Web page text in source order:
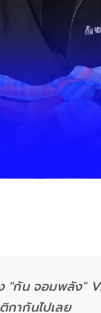
ง "กัน จอมพลัง"
ากันไปเลย